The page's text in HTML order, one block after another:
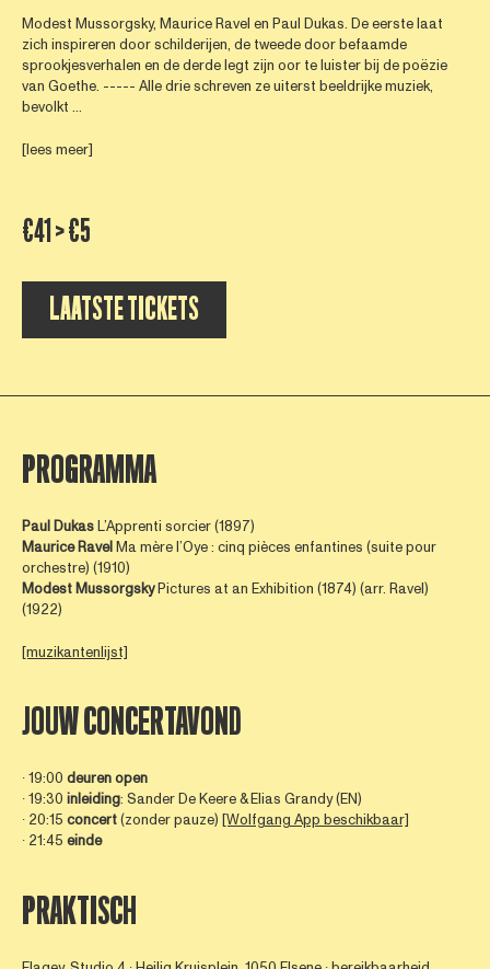
Modest Mussorgsky, Maurice Ravel en Paul Dukas. De eerste laat
zich inspireren door schilderijen, de tweede door befaamde
sprookjesverhalen en de derde legt zijn oor te luister bij de poëzie
van Goethe. ----- Alle drie schreven ze uiterst beeldrijke muziek,
bevolkt ...
[lees meer]
€41 > €5
LAATSTE TICKETS
PROGRAMMA
Paul DukasL’Apprenti sorcier (1897)
Maurice RavelMa mère l’Oye : cinq pièces enfantines (suite pour
orchestre) (1910)
Modest MussorgskyPictures at an Exhibition (1874) (arr. Ravel)
(1922)
[muzikantenlijst]
JOUW CONCERTAVOND
∙ 19:00 deuren open
∙ 19:30 inleiding: Sander De Keere & Elias Grandy (EN)
∙ 20:15 concert(zonder pauze) [Wolfgang App beschikbaar]
∙ 21:45 einde
PRAKTISCH